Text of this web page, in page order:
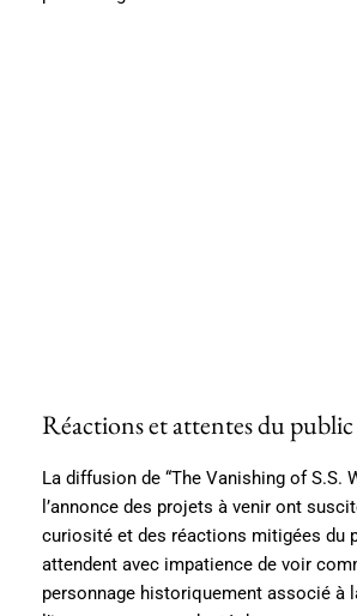
Réactions et attentes du public
La diffusion de “The Vanishing of S.S.
l’annonce des projets à venir ont
curiosité et des réactions mitigées du
attendent avec impatience de voir
personnage historiquement associé à